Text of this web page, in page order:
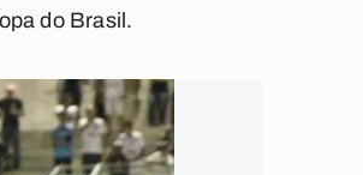
do Brasil.